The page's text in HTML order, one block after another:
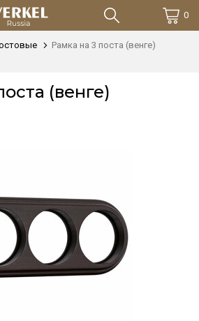
0
Рамка на 3 поста (венге)
(венге)